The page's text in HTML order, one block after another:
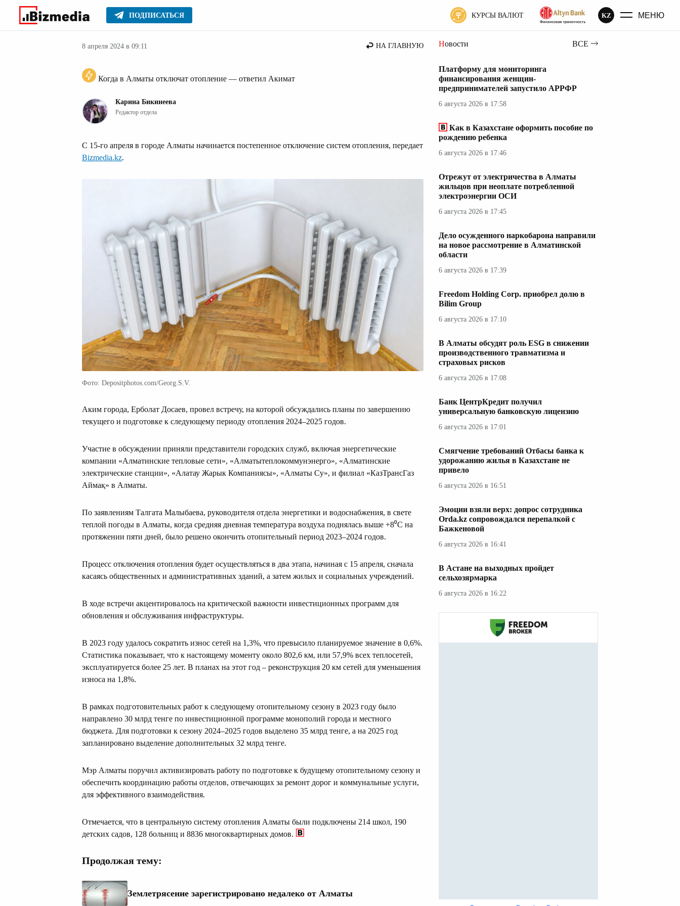
ПОДПИСАТЬСЯ КУРСЫ ВАЛЮТ KZ МЕНЮ
Главное Новости Новости Алматы
8 апреля 2024 в 09:11 НА ГЛАВНУЮ
Когда в Алматы отключат отопление — ответил Акимат
Карина Бикинеева
Редактор отдела
С 15-го апреля в городе Алматы начинается постепенное отключение систем отопления, передает
Bizmedia.kz.
Фото: Depositphotos.com/Georg.S.V.
Аким города, Ерболат Досаев, провел встречу, на которой обсуждались планы по завершению
текущего и подготовке к следующему периоду отопления 2024–2025 годов.
Участие в обсуждении приняли представители городских служб, включая энергетические
компании «Алматинские тепловые сети», «Алматытеплокоммунэнерго», «Алматинские
электрические станции», «Алатау Жарык Компаниясы», «Алматы Су», и филиал «КазТрансГаз
Аймақ» в Алматы.
По заявлениям Талгата Малыбаева, руководителя отдела энергетики и водоснабжения, в свете
теплой погоды в Алматы, когда средняя дневная температура воздуха поднялась выше +8⁰C на
протяжении пяти дней, было решено окончить отопительный период 2023–2024 годов.
Процесс отключения отопления будет осуществляться в два этапа, начиная с 15 апреля, сначала
касаясь общественных и административных зданий, а затем жилых и социальных учреждений.
В ходе встречи акцентировалось на критической важности инвестиционных программ для
обновления и обслуживания инфраструктуры.
В 2023 году удалось сократить износ сетей на 1,3%, что превысило планируемое значение в 0,6%.
Статистика показывает, что к настоящему моменту около 802,6 км, или 57,9% всех теплосетей,
эксплуатируется более 25 лет. В планах на этот год – реконструкция 20 км сетей для уменьшения
износа на 1,8%.
В рамках подготовительных работ к следующему отопительному сезону в 2023 году было
направлено 30 млрд тенге по инвестиционной программе монополий города и местного
бюджета. Для подготовки к сезону 2024–2025 годов выделено 35 млрд тенге, а на 2025 год
запланировано выделение дополнительных 32 млрд тенге.
Мэр Алматы поручил активизировать работу по подготовке к будущему отопительному сезону и
обеспечить координацию работы отделов, отвечающих за ремонт дорог и коммунальные услуги,
для эффективного взаимодействия.
Отмечается, что в центральную систему отопления Алматы были подключены 214 школ, 190
детских садов, 128 больниц и 8836 многоквартирных домов.
Продолжая тему:
Землетрясение зарегистрировано недалеко от Алматы
Новости ВСЕ
Платформу для мониторинга
финансирования женщин-
предпринимателей запустило АРРФР
6 августа 2026 в 17:58
Как в Казахстане оформить пособие по
рождению ребенка
6 августа 2026 в 17:46
Отрежут от электричества в Алматы
жильцов при неоплате потребленной
электроэнергии ОСИ
6 августа 2026 в 17:45
Дело осужденного наркобарона направили
на новое рассмотрение в Алматинской
области
6 августа 2026 в 17:39
Freedom Holding Corp. приобрел долю в
Bilim Group
6 августа 2026 в 17:10
В Алматы обсудят роль ESG в снижении
производственного травматизма и
страховых рисков
6 августа 2026 в 17:08
Банк ЦентрКредит получил
универсальную банковскую лицензию
6 августа 2026 в 17:01
Смягчение требований Отбасы банка к
удорожанию жилья в Казахстане не
привело
6 августа 2026 в 16:51
Эмоции взяли верх: допрос сотрудника
Orda.kz сопровождался перепалкой с
Бажкеновой
6 августа 2026 в 16:41
В Астане на выходных пройдет
сельхозярмарка
6 августа 2026 в 16:22